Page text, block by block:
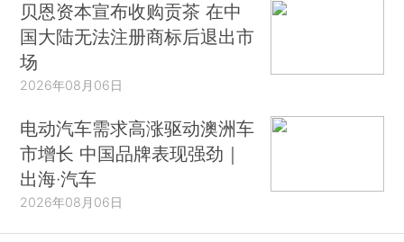
贝恩资本宣布收购贡茶 在中
国大陆无法注册商标后退出市
场
2026年08月06日
电动汽车需求高涨驱动澳洲车
市增长 中国品牌表现强劲｜
出海·汽车
2026年08月06日